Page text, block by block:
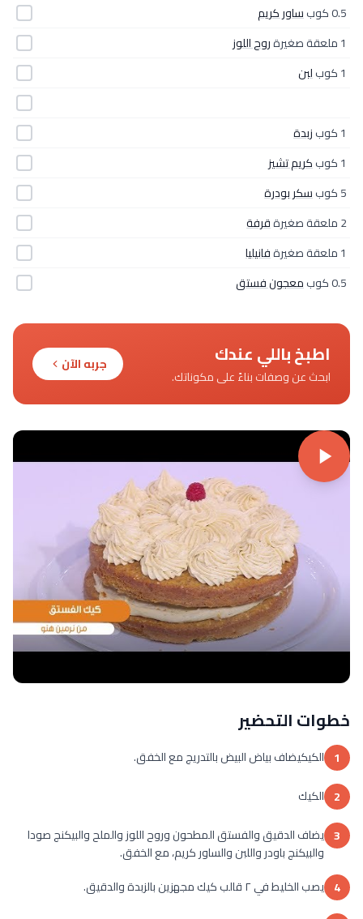
0.5 كوب
ساور كريم
1 ملعقة صغيرة
روح اللوز
1 كوب
لبن
1 كوب
زبدة
1 كوب
كريم تشيز
5 كوب
سكر بودرة
2 ملعقة صغيرة
قرفة
1 ملعقة صغيرة
فانيليا
0.5 كوب
معجون فستق
اطبخ باللي عندك
ابحث عن وصفات بناءً على مكوناتك.
جربه الآن
خطوات التحضير
1 الكيكيضاف بياض البيض بالتدريج مع الخفق.
2 الكيك
3 يضاف الدقيق والفستق المطحون وروح اللوز والملح والبيكنج صودا
والبيكنج باودر واللبن والساور كريم، مع الخفق.
4 يصب الخليط في ٢ قالب كيك مجهزين بالزبدة والدقيق.